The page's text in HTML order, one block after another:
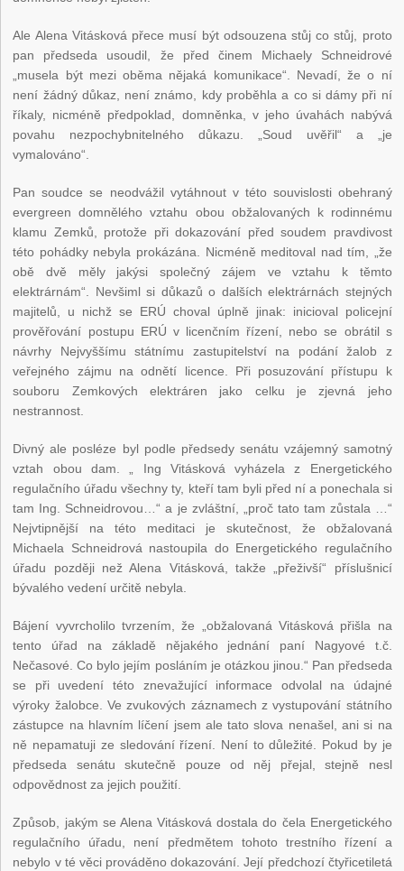
Ale Alena Vitásková přece musí být odsouzena stůj co stůj, proto
pan předseda usoudil, že před činem Michaely Schneidrové
„musela být mezi oběma nějaká komunikace“. Nevadí, že o ní
není žádný důkaz, není známo, kdy proběhla a co si dámy při ní
říkaly, nicméně předpoklad, domněnka, v jeho úvahách nabývá
povahu nezpochybnitelného důkazu. „Soud uvěřil“ a „je
vymalováno“.
Pan soudce se neodvážil vytáhnout v této souvislosti obehraný
evergreen domnělého vztahu obou obžalovaných k rodinnému
klamu Zemků, protože při dokazování před soudem pravdivost
této pohádky nebyla prokázána. Nicméně meditoval nad tím, „že
obě dvě měly jakýsi společný zájem ve vztahu k těmto
elektrárnám“. Nevšiml si důkazů o dalších elektrárnách stejných
majitelů, u nichž se ERÚ choval úplně jinak: inicioval policejní
prověřování postupu ERÚ v licenčním řízení, nebo se obrátil s
návrhy Nejvyššímu státnímu zastupitelství na podání žalob z
veřejného zájmu na odnětí licence. Při posuzování přístupu k
souboru Zemkových elektráren jako celku je zjevná jeho
nestrannost.
Divný ale posléze byl podle předsedy senátu vzájemný samotný
vztah obou dam. „ Ing Vitásková vyházela z Energetického
regulačního úřadu všechny ty, kteří tam byli před ní a ponechala si
tam Ing. Schneidrovou…“ a je zvláštní, „proč tato tam zůstala …“
Nejvtipnější na této meditaci je skutečnost, že obžalovaná
Michaela Schneidrová nastoupila do Energetického regulačního
úřadu později než Alena Vitásková, takže „přeživší“ příslušnicí
bývalého vedení určitě nebyla.
Bájení vyvrcholilo tvrzením, že „obžalovaná Vitásková přišla na
tento úřad na základě nějakého jednání paní Nagyové t.č.
Nečasové. Co bylo jejím posláním je otázkou jinou.“ Pan předseda
se při uvedení této znevažující informace odvolal na údajné
výroky žalobce. Ve zvukových záznamech z vystupování státního
zástupce na hlavním líčení jsem ale tato slova nenašel, ani si na
ně nepamatuji ze sledování řízení. Není to důležité. Pokud by je
předseda senátu skutečně pouze od něj přejal, stejně nesl
odpovědnost za jejich použití.
Způsob, jakým se Alena Vitásková dostala do čela Energetického
regulačního úřadu, není předmětem tohoto trestního řízení a
nebylo v té věci prováděno dokazování. Její předchozí čtyřicetiletá